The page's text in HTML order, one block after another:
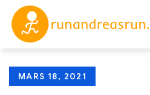
Skip
content
Posted
MARS 18, 2021